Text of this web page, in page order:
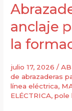
soldados:
el
crecimiento
la
red
de
anclaje
la
julio 17, 2026/
de abrazaderas
línea eléctrica,
ELÉCTRICA,pole